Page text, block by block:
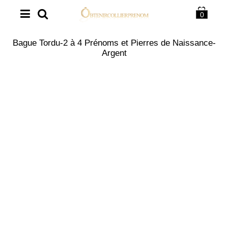
0
Bague Tordu-2 à 4 Prénoms et Pierres de Naissance-
Argent